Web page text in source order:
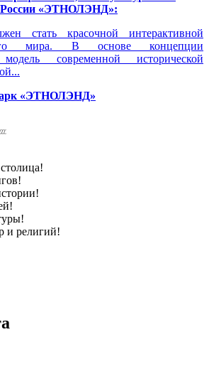
России «ЭТНОЛЭНД»:
стать красочной интерактивной
мира. В основе концепции
современной исторической
«ЭТНОЛЭНД»
и религий!